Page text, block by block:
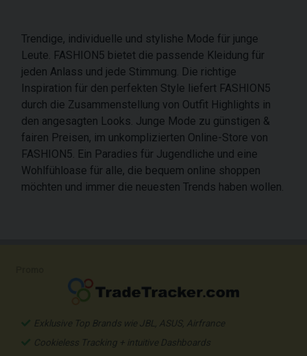
Trendige, individuelle und stylishe Mode für junge
Leute. FASHION5 bietet die passende Kleidung für
jeden Anlass und jede Stimmung. Die richtige
Inspiration für den perfekten Style liefert FASHION5
durch die Zusammenstellung von Outfit Highlights in
den angesagten Looks. Junge Mode zu günstigen &
fairen Preisen, im unkomplizierten Online-Store von
FASHION5. Ein Paradies für Jugendliche und eine
Wohlfühloase für alle, die bequem online shoppen
möchten und immer die neuesten Trends haben wollen.
Exklusive Top Brands wie JBL, ASUS, Airfrance
Cookieless Tracking + intuitive Dashboards